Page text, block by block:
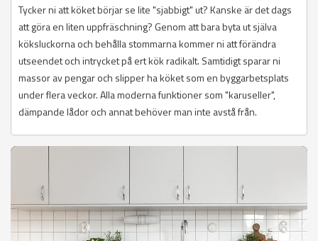
Tycker ni att köket börjar se lite "sjabbigt" ut? Kanske är det dags
att göra en liten uppfräschning? Genom att bara byta ut själva
köksluckorna och behålla stommarna kommer ni att förändra
utseendet och intrycket på ert kök radikalt. Samtidigt sparar ni
massor av pengar och slipper ha köket som en byggarbetsplats
under flera veckor. Alla moderna funktioner som "karuseller",
dämpande lådor och annat behöver man inte avstå från.